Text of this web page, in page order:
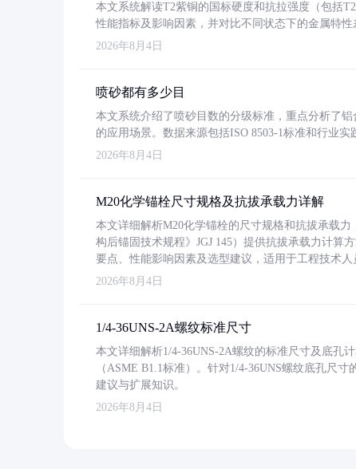
本文系统解读T2紫铜的国标硬度和抗拉强度（包括
性能指标及影响因素，并对比不同状态下的金属特性
2026年8月4日
喷砂都有多少目
本文系统介绍了喷砂目数的分级标准，重点分析了
的应用场景。数据来源包括ISO 8503-1标准和行业
2026年8月4日
M20化学锚栓尺寸规格及抗拔承载力详解
本文详细解析M20化学锚栓的尺寸规格和抗拔承载
构后锚固技术规程》JGJ 145）提供抗拔承载力计算
要点、性能影响因素及选型建议，适用于工程技术人
2026年8月4日
1/4-36UNS-2A螺纹标准尺寸
本文详细解析1/4-36UNS-2A螺纹的标准尺寸及底孔
（ASME B1.1标准）。针对1/4-36UNS螺纹底孔尺
建议与扩展知识。
2026年8月4日